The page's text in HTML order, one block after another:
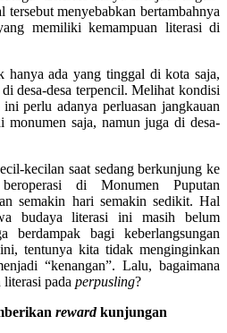
menyebabkan bertambahnya
memiliki kemampuan literasi di
ada yang tinggal di kota saja,
desa-desa terpencil. Melihat kondisi
perlu adanya perluasan jangkauan
monumen saja, namun juga di desa-
kecilan saat sedang berkunjung ke
di Monumen Puputan
semakin hari semakin sedikit. Hal
budaya literasi ini masih belum
berdampak bagi keberlangsungan
tentunya kita tidak menginginkan
“kenangan”. Lalu, bagaimana
pada perpusling?
rewardkunjungan